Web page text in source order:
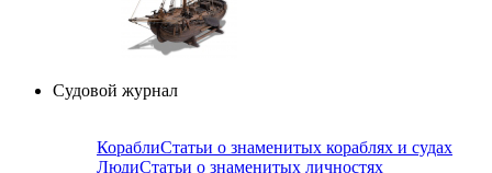
Судовой журнал
КораблиСтатьи о знаменитых кораблях и судах
ЛюдиСтатьи о знаменитых личностях